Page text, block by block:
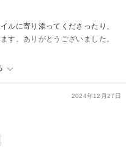
ルに寄り添ってくださったり、
す。ありがとうございました。
す。
ました！
2024年12月27日